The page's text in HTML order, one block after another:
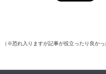
（※恐れ入りますが記事が役立ったり良か